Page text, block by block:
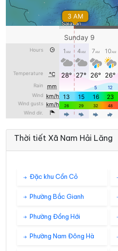
Thời tiết Xã Nam Hải Lăng
Đặc khu Cồn Cỏ
Phường Bắc Gianh
Phường Đồng Hới
Phường Nam Đông Hà